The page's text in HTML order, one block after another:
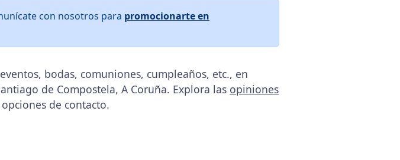
con nosotros para promocionarte en
bodas, comuniones, cumpleaños, etc., en
de Compostela, A Coruña. Explora las opiniones
de contacto.